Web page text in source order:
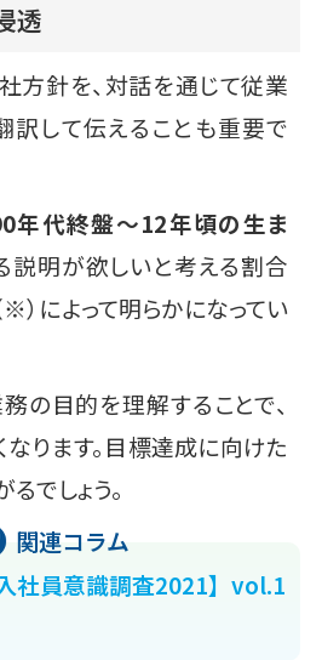
透
方針を、対話を通じて従業
訳して伝えることも重要で
年代終盤～12年頃の生ま
説明が欲しいと考える割合
）によって明らかになってい
の目的を理解することで、
ります。目標達成に向けた
でしょう。
社員意識調査2021】vol.1